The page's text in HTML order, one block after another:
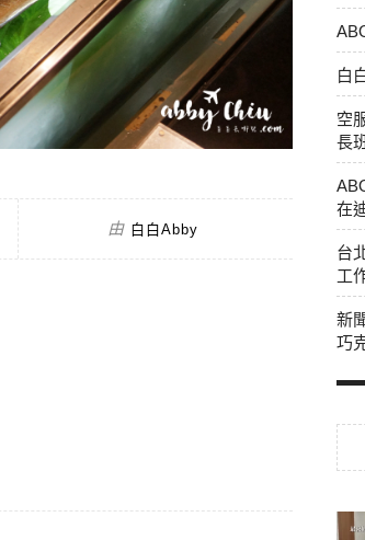
由 白白Abby
白
空
長
在
台
工
新
巧